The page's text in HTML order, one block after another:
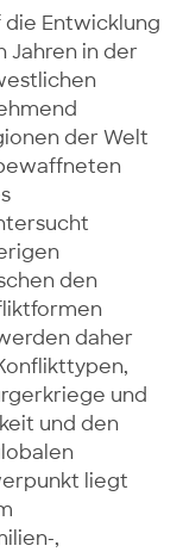
die Entwicklung
Jahren in der
der Welt
den
daher
und
und den
liegt
,